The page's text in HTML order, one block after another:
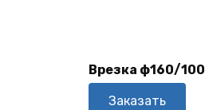
Врезка ф160/100
Заказать